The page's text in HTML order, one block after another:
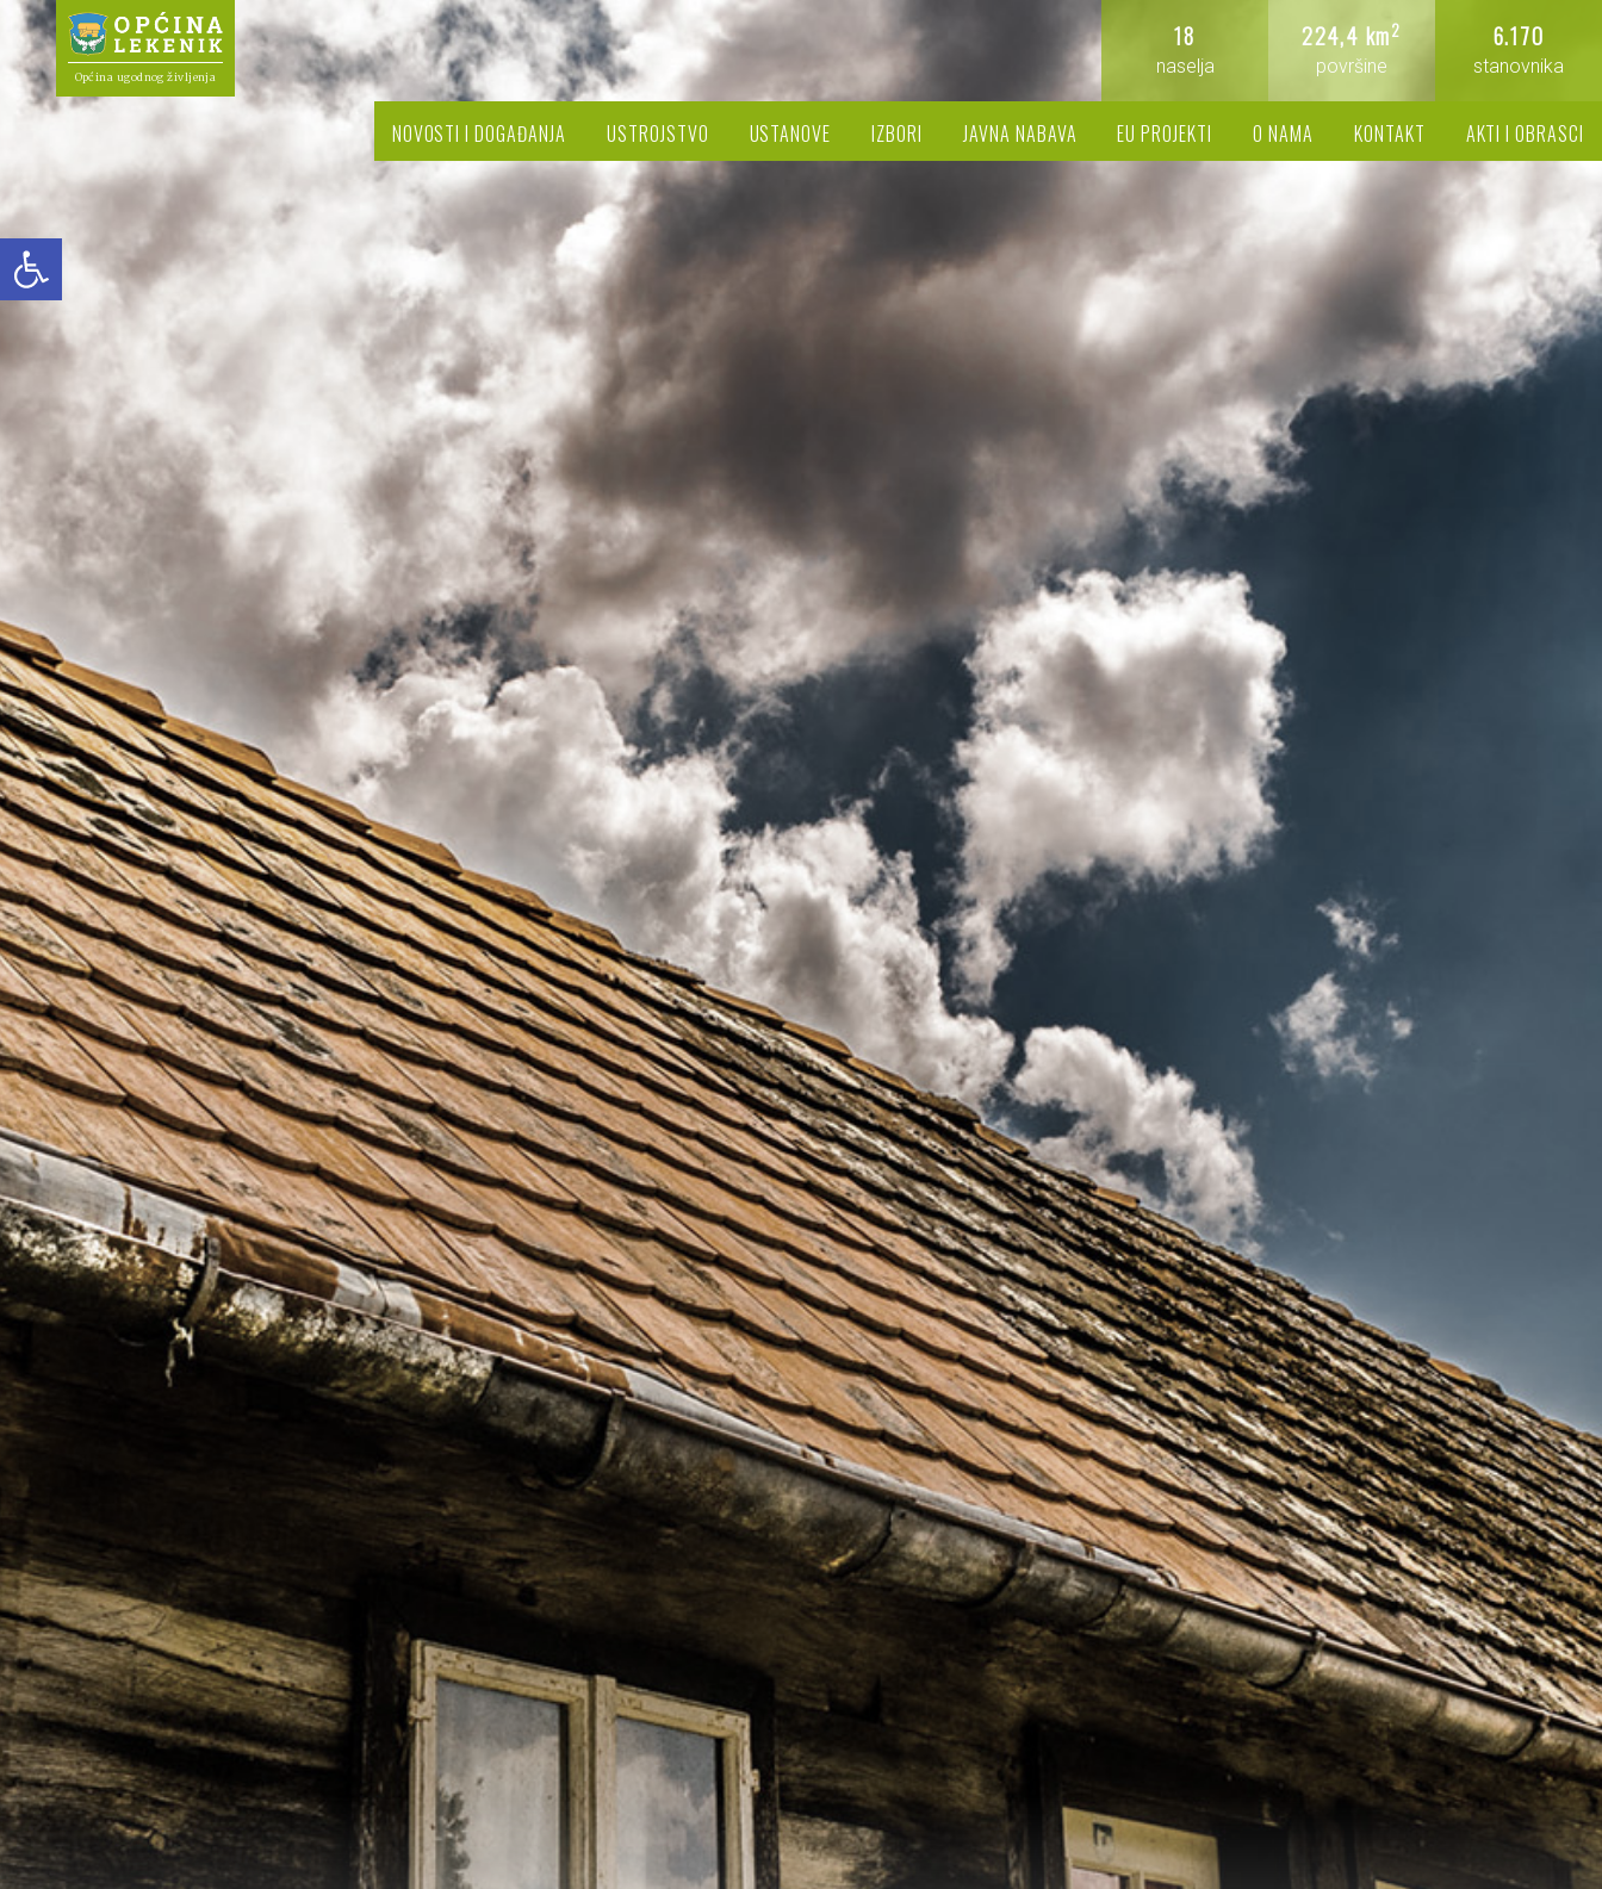
Open toolbar
Općina ugodnog življenja
6.170
stanovnika
224,4 km2
površine
18
naselja
NOVOSTI I DOGAĐANJA USTROJSTVO USTANOVE IZBORI JAVNA NABAVA EU PROJEKTI O NAMA KONTAKT AKTI I OBRASCI